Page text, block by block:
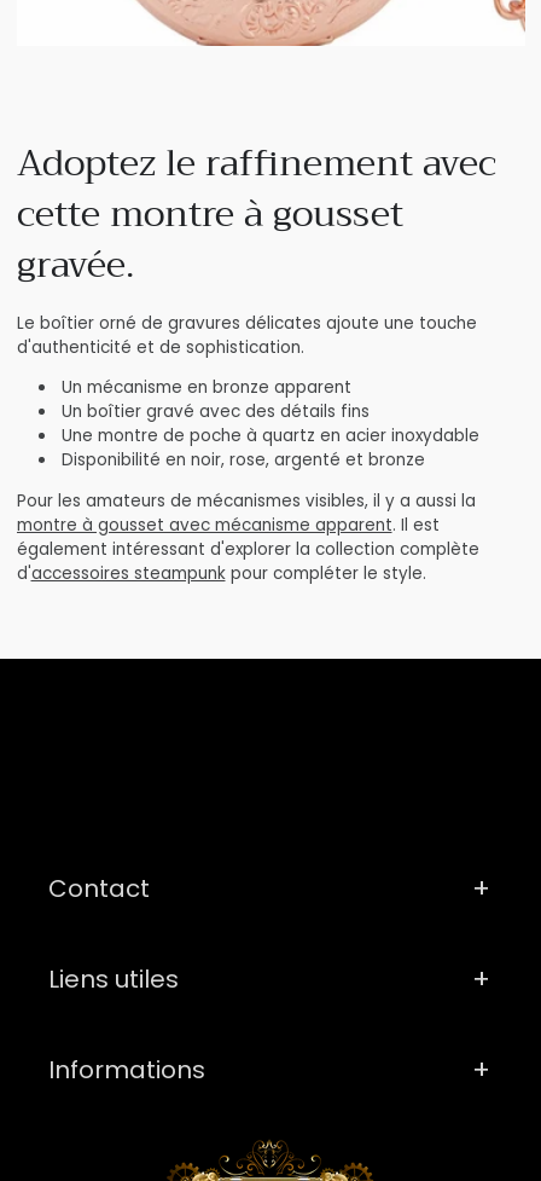
Adoptez le raffinement avec
cette montre à gousset
gravée.
Le boîtier orné de gravures délicates ajoute une touche
d'authenticité et de sophistication.
Un mécanisme en bronze apparent
Un boîtier gravé avec des détails fins
Une montre de poche à quartz en acier inoxydable
Disponibilité en noir, rose, argenté et bronze
Pour les amateurs de mécanismes visibles, il y a aussi la
montre à gousset avec mécanisme apparent. Il est
également intéressant d'explorer la collection complète
d'accessoires steampunkpour compléter le style.
Contact
Liens utiles
Informations